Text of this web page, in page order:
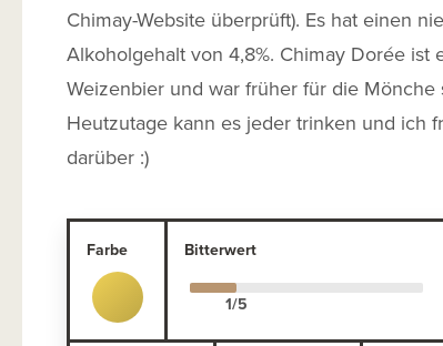
Chimay-Website überprüft). Es hat einen
Alkoholgehalt von 4,8%. Chimay Dorée ist
Weizenbier und war früher für die Mönche
Heutzutage kann es jeder trinken und ich
darüber :)
Farbe Bitterwert